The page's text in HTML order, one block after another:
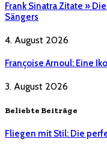
Frank Sinatra Zitate »
Sängers
4. August 2026
Françoise Arnoul: Eine
3. August 2026
Beliebte Beiträge
Fliegen mit Stil: Die